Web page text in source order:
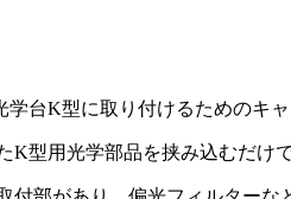
台K型に取り付けるためのキャ
K型用光学部品を挟み込むだけ